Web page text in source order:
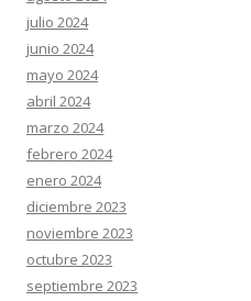
julio 2024
junio 2024
mayo 2024
abril 2024
marzo 2024
febrero 2024
enero 2024
diciembre 2023
noviembre 2023
octubre 2023
septiembre 2023